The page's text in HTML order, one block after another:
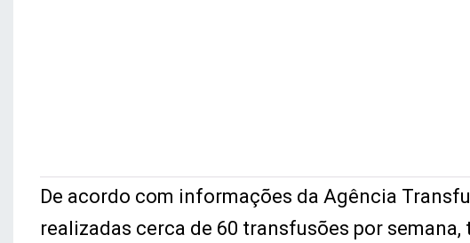
De acordo com informações da Agência
realizadas cerca de 60 transfusões por